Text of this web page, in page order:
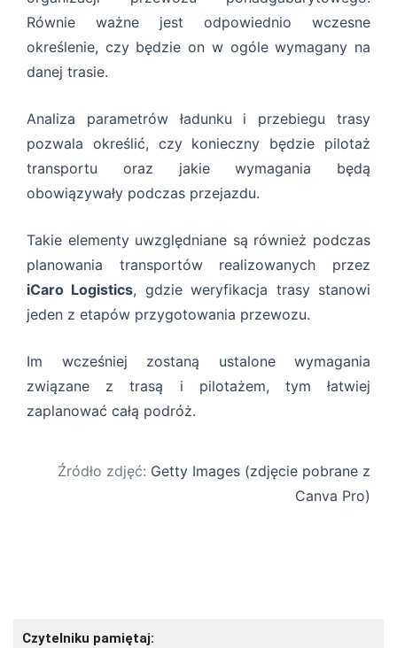
Równie ważne jest odpowiednio wczesne
określenie, czy będzie on w ogóle wymagany na
danej trasie.
Analiza parametrów ładunku i przebiegu trasy
pozwala określić, czy konieczny będzie pilotaż
transportu oraz jakie wymagania będą
obowiązywały podczas przejazdu.
Takie elementy uwzględniane są również podczas
planowania transportów realizowanych przez
iCaro Logistics, gdzie weryfikacja trasy stanowi
jeden z etapów przygotowania przewozu.
Im wcześniej zostaną ustalone wymagania
związane z trasą i pilotażem, tym łatwiej
zaplanować całą podróż.
Źródło zdjęć: Getty Images (zdjęcie pobrane z
Canva Pro)
Czytelniku pamiętaj: